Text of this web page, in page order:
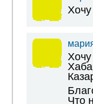
Хочу
Что